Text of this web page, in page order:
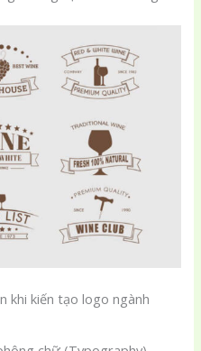
khi kiến tạo logo ngành